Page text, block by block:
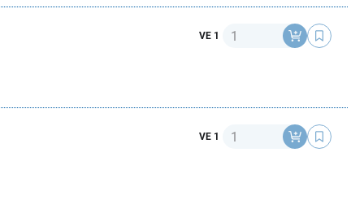
VE 1 Anzahl
VE 1 Anzahl